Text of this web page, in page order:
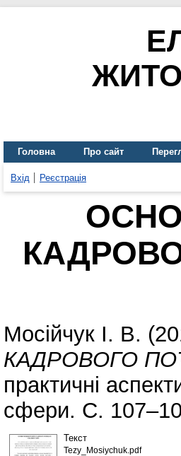
Головна Про сайт
Вхід Реєстрація
Мосійчук І. В.
КАДРОВОГО
практичні
сфери. С.
Текст
Tezy_Mosiychuk.pdf